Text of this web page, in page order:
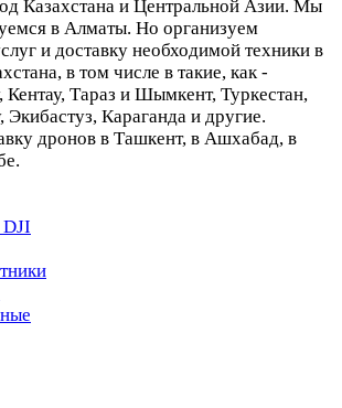
Казахстана и Центральной Азии. Мы
в Алматы. Но организуем
и доставку необходимой техники в
в том числе в такие, как -
Кентау, Тараз и Шымкент, Туркестан,
Караганда и другие.
дронов в Ташкент, в Ашхабад, в
DJI